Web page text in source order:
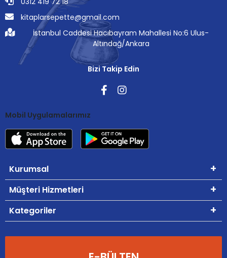
kitaplarsepette@gmail.com
İstanbul Caddesi Hacıbayram Mahallesi No:6 Ulus-
Altındağ/Ankara
Bizi Takip Edin
Mobil Uygulamalarımız
Kurumsal
Müşteri Hizmetleri
Kategoriler